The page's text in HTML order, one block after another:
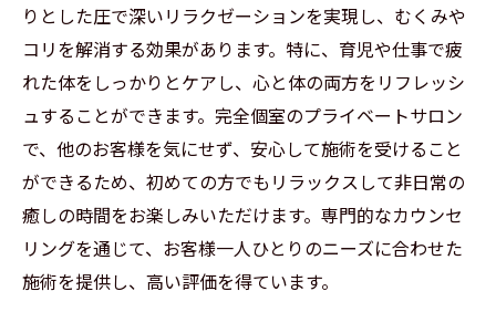
安心して受けられる完全個室の利点
梅雨のむくみを解消！千駄ヶ谷の隠れ家サロン
でリンパケア
千駄ヶ谷で隠れ家的サロンを見つける
むくみをスッキリ解消するリンパマッサー
男性セラピストの優しい施術
プライベートサロンでの特別なケア
りとした圧で深いリラクゼーションを実現し、むくみや
コリを解消する効果があります。特に、育児や仕事で疲
れた体をしっかりとケアし、心と体の両方をリフレッシ
ュすることができます。完全個室のプライベートサロン
で、他のお客様を気にせず、安心して施術を受けること
ができるため、初めての方でもリラックスして非日常の
癒しの時間をお楽しみいただけます。専門的なカウンセ
リングを通じて、お客様一人ひとりのニーズに合わせた
施術を提供し、高い評価を得ています。